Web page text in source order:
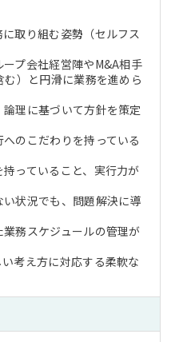
取り組む姿勢（セルフス
プ会社経営陣やM&A相手
む）と円滑に業務を進めら
理に基づいて方針を策定
のこだわりを持っている
っていること、実行力が
状況でも、問題解決に導
務スケジュールの管理が
考え方に対応する柔軟な